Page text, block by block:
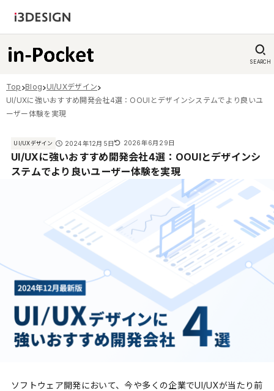
SEARCH
Top Blog UI/UXデザイン
UI/UXに強いおすすめ開発会社4選：OOUIとデザインシステムでより良いユ
ーザー体験を実現
UI/UXデザイン 2024年12月5日 2026年6月29日
UI/UXに強いおすすめ開発会社4選：OOUIとデザインシ
ステムでより良いユーザー体験を実現
ソフトウェア開発において、今や多くの企業でUI/UXが当たり前